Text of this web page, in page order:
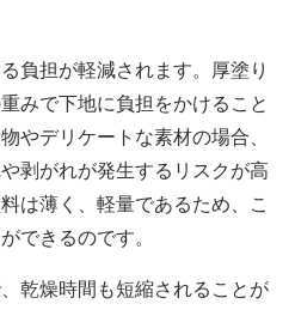
負担が軽減されます。厚塗り
みで下地に負担をかけること
やデリケートな素材の場合、
剥がれが発生するリスクが高
は薄く、軽量であるため、こ
できるのです。
乾燥時間も短縮されることが